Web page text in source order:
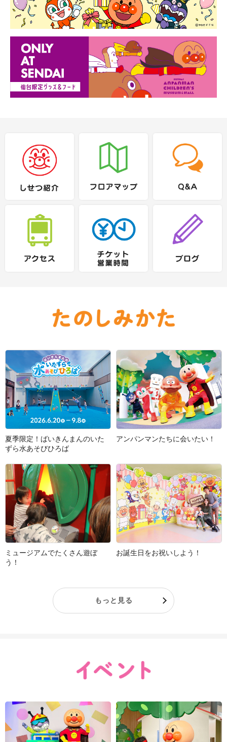
夏季限定！ばいきんまんのいた
ずら水あそびひろば
アンパンマンたちに会いたい！
ミュージアムでたくさん遊ぼ
う！
お誕生日をお祝いしよう！
もっと見る